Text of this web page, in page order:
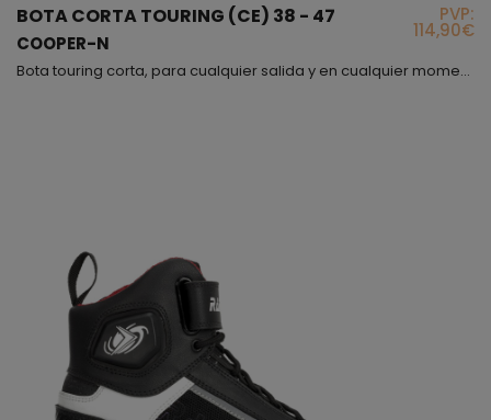
BOTA CORTA TOURING (CE) 38 - 47
COOPER-N
PVP:
114,90€
Bota touring corta, para cualquier salida y en cualquier momento!, es una bota muy ponible que siempre debemos tener en casa, además de ello es un producto con el que vas protegido y por si fuera poco también es muy cómodo!. El modelo Cooper se cierra mediante cremallera y velcro pero además puedes ajustártelo a tu gusto o necesidad mediante los cordones. El interior va forrado con forro 3D que evitará la sudoración del pie en exceso. Hemos puesto protecciones en tobi...